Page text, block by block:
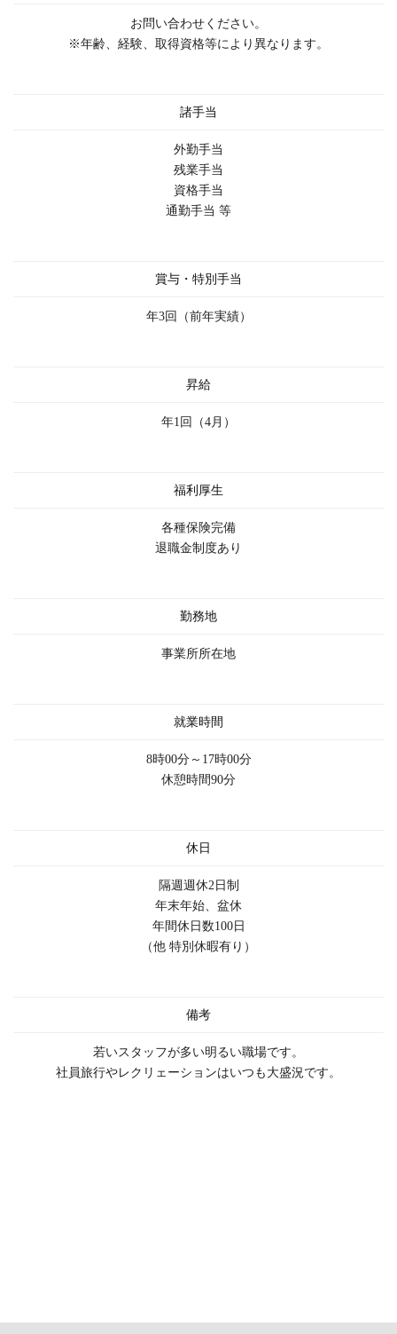
お問い合わせください。
※年齢、経験、取得資格等により異なります。
諸手当
外勤手当
残業手当
資格手当
通勤手当 等
賞与・特別手当
年3回（前年実績）
昇給
年1回（4月）
福利厚生
各種保険完備
退職金制度あり
勤務地
事業所所在地
就業時間
8時00分～17時00分
休憩時間90分
休日
隔週週休2日制
年末年始、盆休
年間休日数100日
（他 特別休暇有り）
備考
若いスタッフが多い明るい職場です。
社員旅行やレクリェーションはいつも大盛況です。